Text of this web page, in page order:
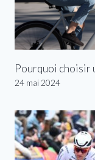
Pourquoi choisir
24 mai 2024